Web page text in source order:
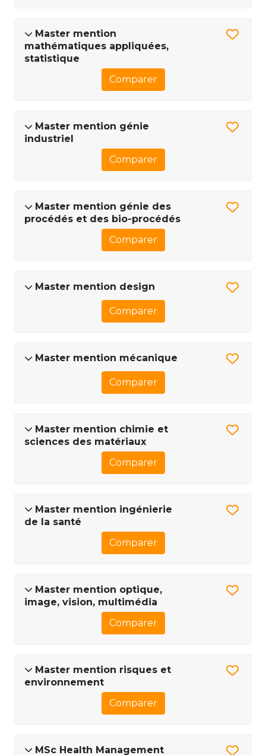
Master mention
mathématiques appliquées,
statistique
Comparer
Master mention génie
industriel
Comparer
Master mention génie des
procédés et des bio-procédés
Comparer
Master mention design
Comparer
Master mention mécanique
Comparer
Master mention chimie et
sciences des matériaux
Comparer
Master mention ingénierie
de la santé
Comparer
Master mention optique,
image, vision, multimédia
Comparer
Master mention risques et
environnement
Comparer
MSc Health Management